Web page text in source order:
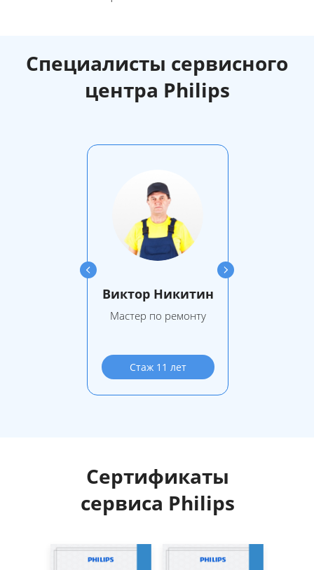
Специалисты сервисного
центра Philips
Виктор Никитин
Мастер по ремонту
Стаж 11 лет
Сертификаты
сервиса Philips